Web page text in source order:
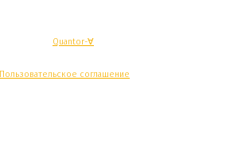
Quantor-∀
Пользовательское соглашение